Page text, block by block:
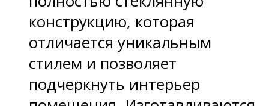
конструкцию, которая
отличается уникальным
стилем и позволяет
подчеркнуть интерьер